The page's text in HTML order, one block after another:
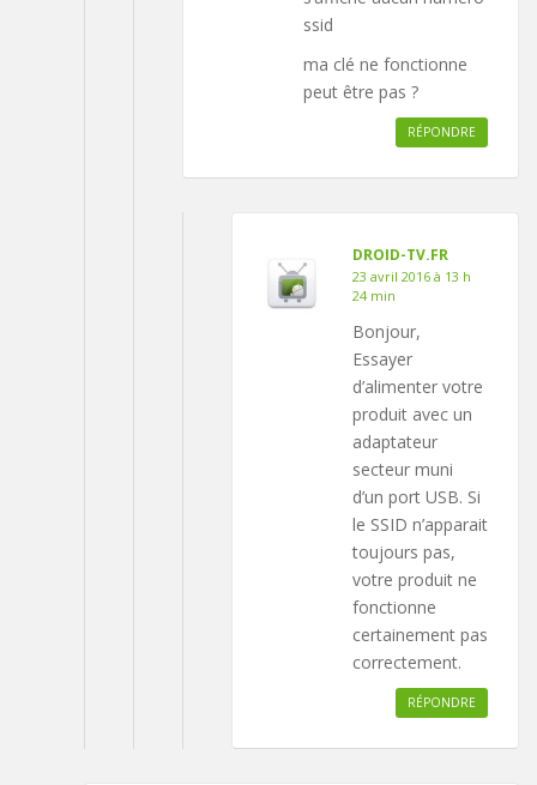
ssid
ma clé ne fonctionne
peut être pas ?
RÉPONDRE
DROID-TV.FR
23 avril 2016 à 13 h
24 min
Bonjour,
Essayer
d’alimenter votre
produit avec un
adaptateur
secteur muni
d’un port USB. Si
le SSID n’apparait
toujours pas,
votre produit ne
fonctionne
certainement pas
correctement.
RÉPONDRE